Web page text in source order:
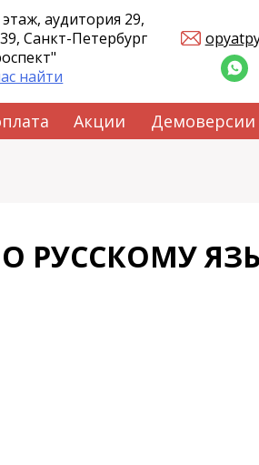
аудитория 29,
Санкт-Петербург
найти
Акции
РУССКОМУ